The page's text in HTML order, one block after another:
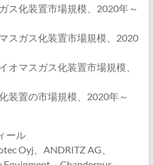
化装置市場規模、2020年～
ガス化装置市場規模、2020
マスガス化装置市場規模、
置の市場規模、2020年～
ール
Oyj、ANDRITZ AG、